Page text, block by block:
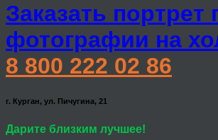
Заказать портрет
фотографии на
8 800 222 02 86
г. Курган, ул. Пичугина, 21
Дарите близким лучшее!